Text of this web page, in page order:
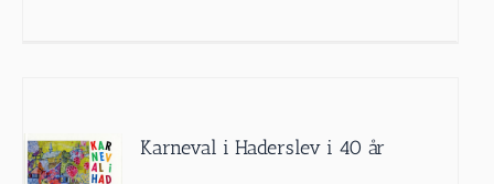
Karneval i Haderslev i 40 år